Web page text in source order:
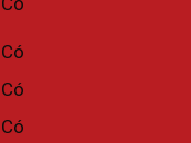
Có
Có
Có